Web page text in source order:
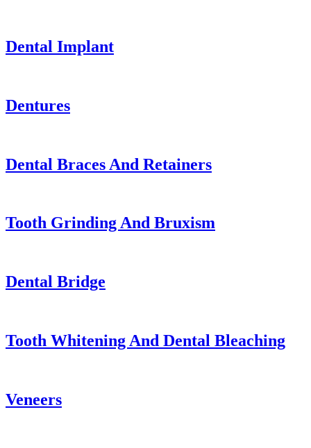
Dental Implant
Dentures
Dental Braces And Retainers
Tooth Grinding And Bruxism
Dental Bridge
Tooth Whitening And Dental Bleaching
Veneers